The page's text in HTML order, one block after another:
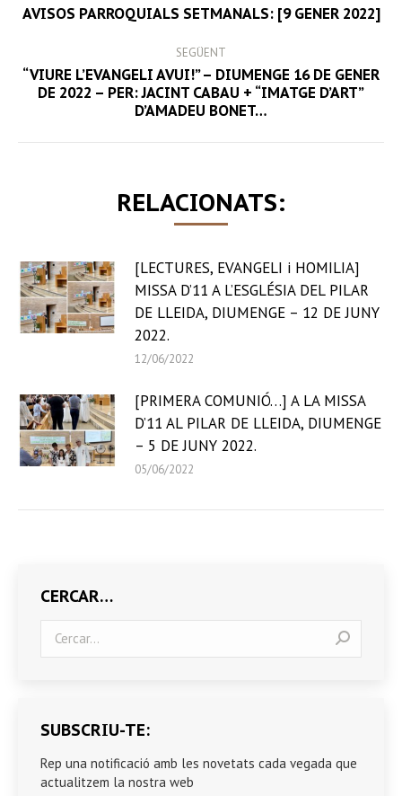
NAVIGATIONPrevious
AVISOS PARROQUIALS SETMANALS: [9 GENER 2022]
SEGÜENT
Next
post:
“VIURE L’EVANGELI AVUI!” – DIUMENGE 16 DE GENER
DE 2022 – PER: JACINT CABAU + “IMATGE D’ART”
D’AMADEU BONET…
RELACIONATS:
[LECTURES, EVANGELI i HOMILIA]
MISSA D’11 A L’ESGLÉSIA DEL PILAR
DE LLEIDA, DIUMENGE – 12 DE JUNY
2022.
12/06/2022
[PRIMERA COMUNIÓ…] A LA MISSA
D’11 AL PILAR DE LLEIDA, DIUMENGE
– 5 DE JUNY 2022.
05/06/2022
CERCAR…
SUBSCRIU-TE:
Rep una notificació amb les novetats cada vegada que
actualitzem la nostra web